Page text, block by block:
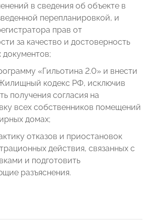
в сведения об объекте в
перепланировкой, и
прав от
за качество и достоверность
«Гильотина 2.0» и внести
кодекс РФ, исключив
получения согласия на
всех собственников помещений
домах;
отказов и приостановок
действия, связанных с
и подготовить
разъяснения.